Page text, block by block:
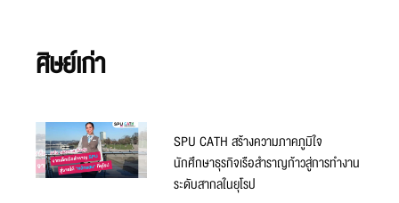
ศิษย์เก่า
SPU CATH สร้างความภาคภูมิใจ
นักศึกษาธุรกิจเรือสำราญก้าวสู่การทำงาน
ระดับสากลในยุโรป